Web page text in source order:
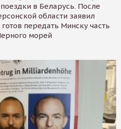
в Беларусь. После
области заявил
передать Минску часть
морей